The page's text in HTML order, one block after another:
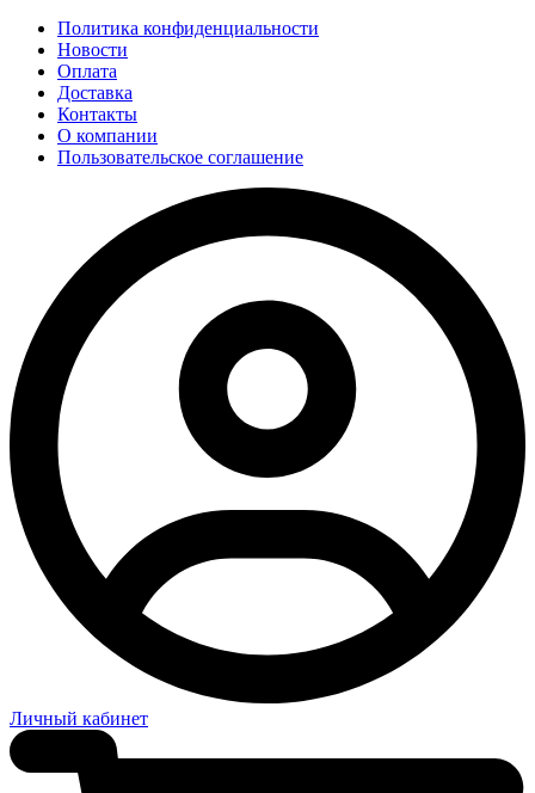
Политика конфиденциальности
Новости
Оплата
Доставка
Контакты
О компании
Пользовательское соглашение
Личный кабинет